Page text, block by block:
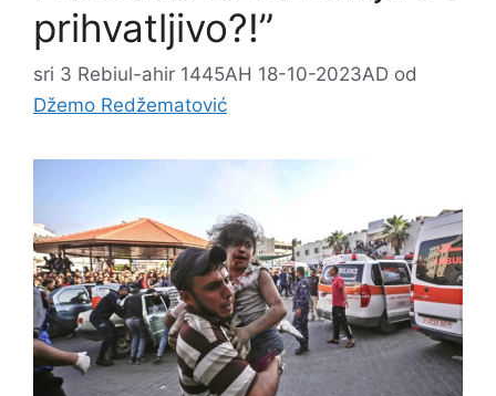
prihvatljivo?!”
sri 3 Rebiul-ahir 1445AH 18-10-2023AD od
Džemo Redžematović